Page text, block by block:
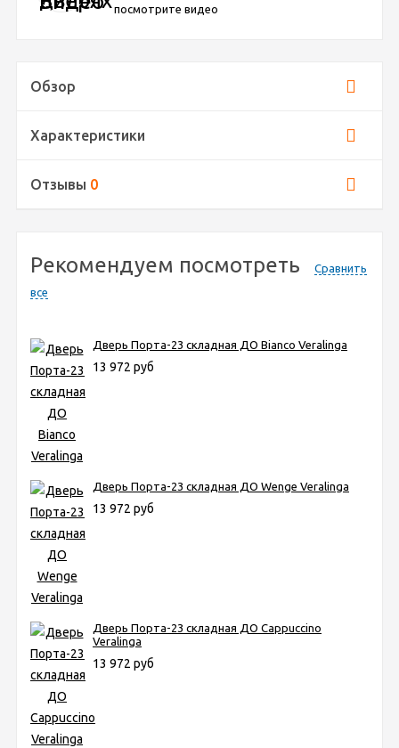
посмотрите видео
Обзор
Характеристики
Отзывы 0
Рекомендуем посмотреть
Сравнить
все
Дверь Порта-23 складная ДО Bianco Veralinga
13 972 руб
Дверь Порта-23 складная ДО Wenge Veralinga
13 972 руб
Дверь Порта-23 складная ДО Cappuccino
Veralinga
13 972 руб